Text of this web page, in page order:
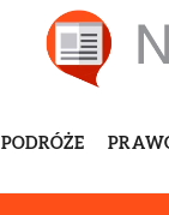
PODRÓŻE